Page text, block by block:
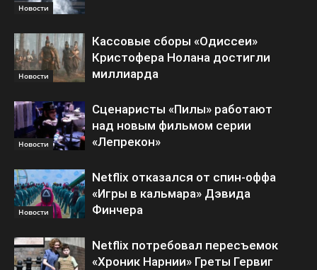
Новости
Новости
Кассовые сборы «Одиссеи»
Кристофера Нолана достигли
миллиарда
Новости
Сценаристы «Пилы» работают
над новым фильмом серии
«Лепрекон»
Новости
Netflix отказался от спин-оффа
«Игры в кальмара» Дэвида
Финчера
Netflix потребовал пересъемок
«Хроник Нарнии» Греты Гервиг